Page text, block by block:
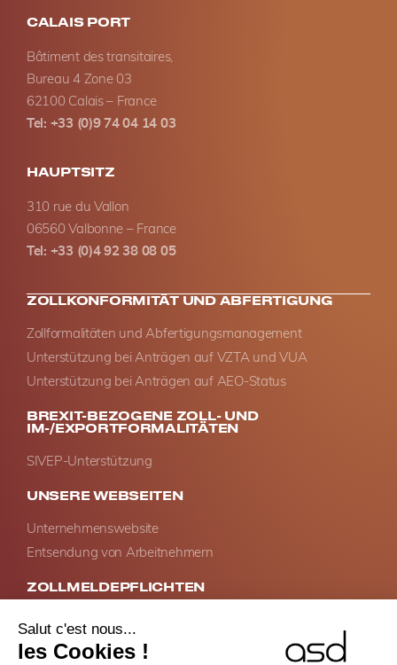
CALAIS PORT
Bâtiment des transitaires,
Bureau 4 Zone 03
62100 Calais – France
Tel: +33 (0)9 74 04 14 03
HAUPTSITZ
310 rue du Vallon
06560 Valbonne – France
Tel: +33 (0)4 92 38 08 05
ZOLLKONFORMITÄT UND ABFERTIGUNG
Zollformalitäten und Abfertigungsmanagement
Unterstützung bei Anträgen auf VZTA und VUA
Unterstützung bei Anträgen auf AEO-Status
BREXIT-BEZOGENE ZOLL- UND
IM-/EXPORTFORMALITÄTEN
SIVEP-Unterstützung
UNSERE WEBSEITEN
Unternehmenswebsite
Entsendung von Arbeitnehmern
ZOLLMELDEPFLICHTEN
Meldung von Dienstleistungen in der EU